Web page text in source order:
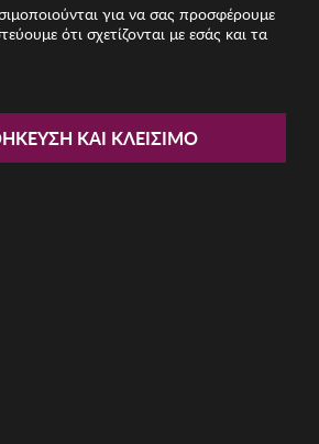
Silvian Heach
για να σας προσφέρουμε
ότι σχετίζονται με εσάς και τα
ΚΑΙ ΚΛΕΊΣΙΜΟ